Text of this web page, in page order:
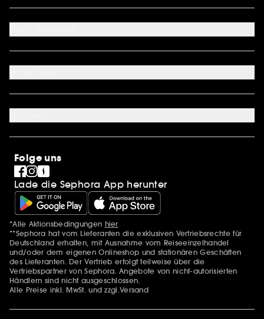
FAQ
Kontakt
Mein Konto
Sephora Unlimited
Über uns
Karriere
SEPHORA Prize
Pride
Folge uns
Lade die Sephora App herunter
Zusätzlich Erwähnungen
*Alle Aktionsbedingungen hier
**Sephora hat vom Lieferanten die exklusiven Vertriebsrechte für
Deutschland erhalten, mit Ausnahme vom Reiseeinzelhandel
und/oder dem eigenen Onlineshop und stationären Geschäften
des Lieferanten. Der Vertrieb erfolgt teilweise über die
Vertriebspartner von Sephora. Angebote von nicht-autorisierten
Händlern sind nicht ausgeschlossen.
Alle Preise inkl. MwSt. und zzgl.Versand